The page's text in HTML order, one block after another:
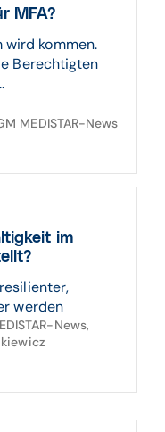
MFA?
wird kommen.
Berechtigten
MEDISTAR-News
im
werden
News,